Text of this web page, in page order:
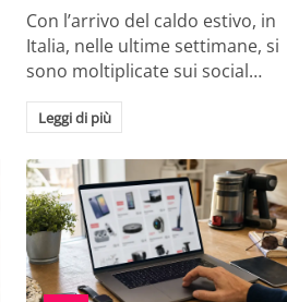
Con l’arrivo del caldo estivo, in
Italia, nelle ultime settimane, si
sono moltiplicate sui social…
Leggi di più